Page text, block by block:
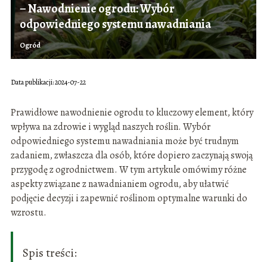
– Nawodnienie ogrodu: Wybór
odpowiedniego systemu nawadniania
Ogród
Data publikacji: 2024-07-22
Prawidłowe nawodnienie ogrodu to kluczowy element, który
wpływa na zdrowie i wygląd naszych roślin. Wybór
odpowiedniego systemu nawadniania może być trudnym
zadaniem, zwłaszcza dla osób, które dopiero zaczynają swoją
przygodę z ogrodnictwem. W tym artykule omówimy różne
aspekty związane z nawadnianiem ogrodu, aby ułatwić
podjęcie decyzji i zapewnić roślinom optymalne warunki do
wzrostu.
Spis treści: